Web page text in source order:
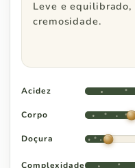
Leve e equilibrado,
cremosidade.
Acidez
Corpo
Doçura
Complexidade